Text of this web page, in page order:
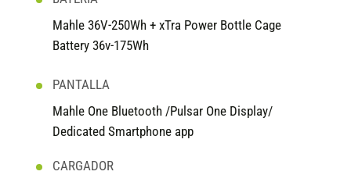
Mahle 36V-250Wh + xTra Power Bottle Cage
Battery 36v-175Wh
PANTALLA
Mahle One Bluetooth /Pulsar One Display/
Dedicated Smartphone app
CARGADOR